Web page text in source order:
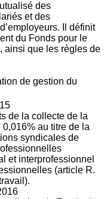
des
et des
Il définit
du Fonds pour le
ainsi que les règles de
de gestion du
de la collecte de la
au titre de la
syndicales de
et interprofessionnel
(article R.